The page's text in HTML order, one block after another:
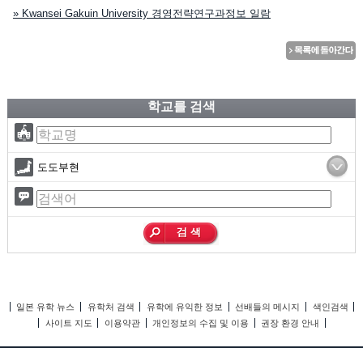
» Kwansei Gakuin University 경영전략연구과정보 일람
학교를 검색
도도부현
일본 유학 뉴스 유학처 검색 유학에 유익한 정보 선배들의 메시지
색인검색
사이트 지도
이용약관 개인정보의 수집 및 이용 권장 환경 안내